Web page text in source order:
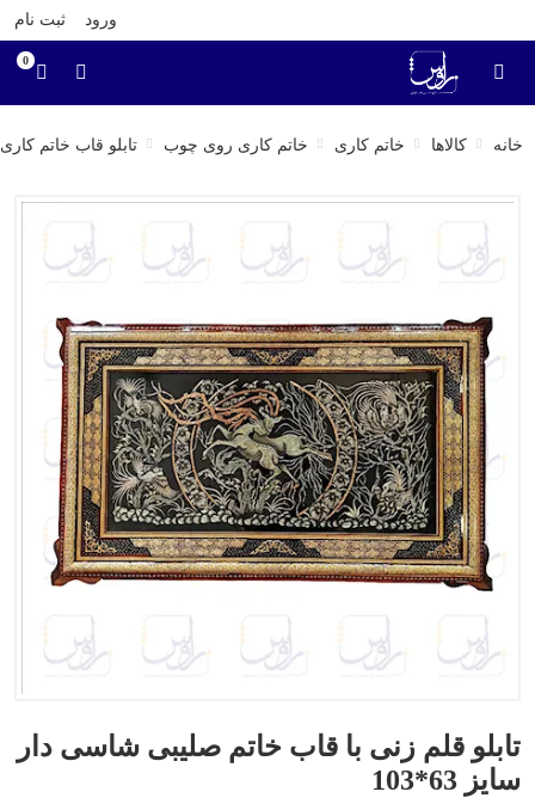
ورود ثبت نام
0
خانه کالاها خاتم کاری خاتم کاری روی چوب تابلو قاب خاتم
تابلو قلم زنی با قاب خاتم صلیبی شاسی دار
سایز 63*103